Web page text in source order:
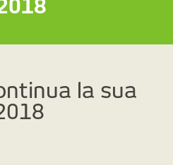
la sua